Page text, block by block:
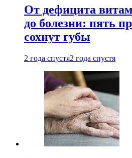
От дефицита
до болезни: пять
сохнут губы
2 года спустя2 года спустя